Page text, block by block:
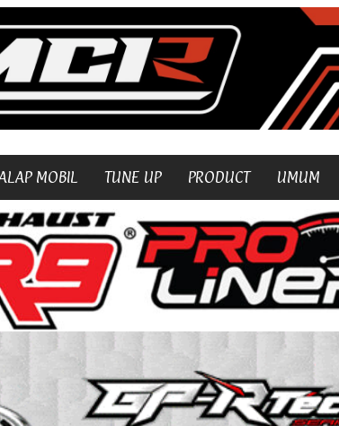
MOBIL TUNE UP PRODUCT UMUM